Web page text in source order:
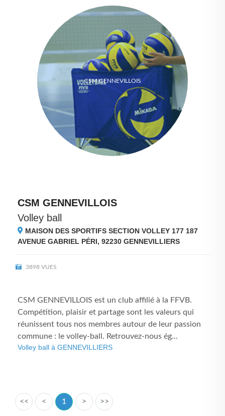
CSM GENNEVILLOIS
CSM GENNEVILLOIS
Volley ball
MAISON DES SPORTIFS SECTION VOLLEY 177 187
AVENUE GABRIEL PÉRI, 92230 GENNEVILLIERS
3898 VUES
CSM GENNEVILLOIS est un club affilié à la FFVB.
Compétition, plaisir et partage sont les valeurs qui
réunissent tous nos membres autour de leur passion
commune : le volley-ball. Retrouvez-nous ég...
Volley ball à GENNEVILLIERS
<< < 1 > >>